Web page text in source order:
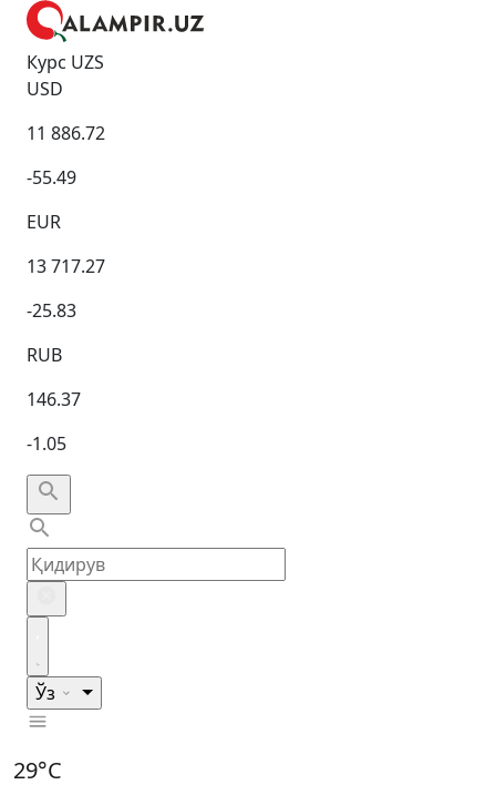
Курс UZS
USD
11 886.72
-55.49
EUR
13 717.27
-25.83
RUB
146.37
-1.05
Ўз
29°C